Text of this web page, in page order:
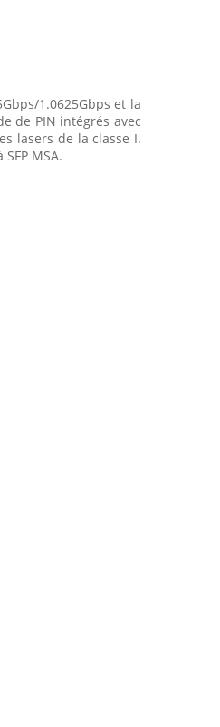
1.0625Gbps et la
de PIN intégrés avec
lasers de la classe I.
MSA.